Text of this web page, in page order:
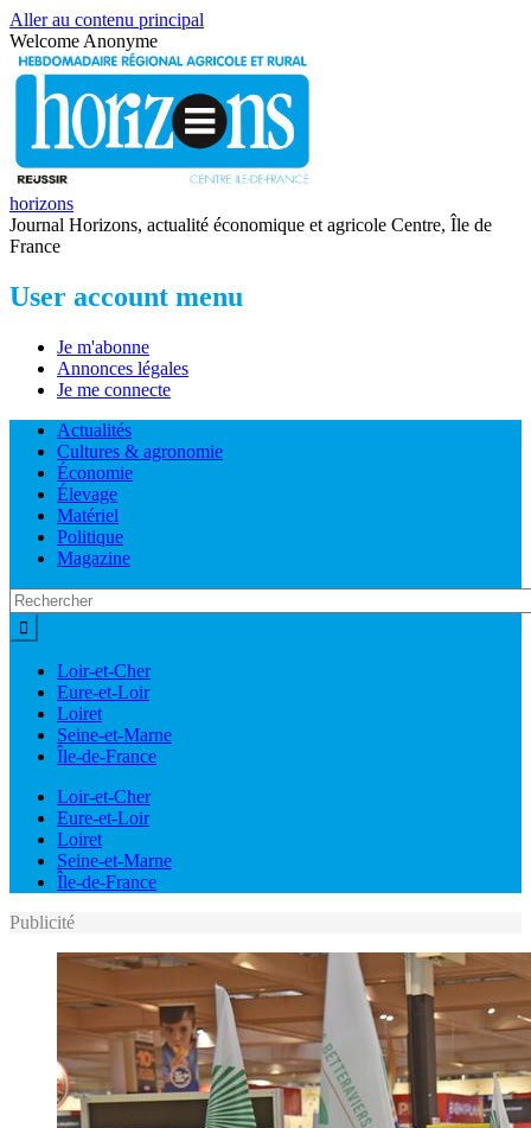
Aller au contenu principal
Welcome Anonyme
horizons
Journal Horizons, actualité économique et agricole Centre, Île de
France
User account menu
Je m'abonne
Annonces légales
Je me connecte
Actualités
Cultures & agronomie
Économie
Élevage
Matériel
Politique
Magazine
Loir-et-Cher
Eure-et-Loir
Loiret
Seine-et-Marne
Île-de-France
Loir-et-Cher
Eure-et-Loir
Loiret
Seine-et-Marne
Île-de-France
Publicité